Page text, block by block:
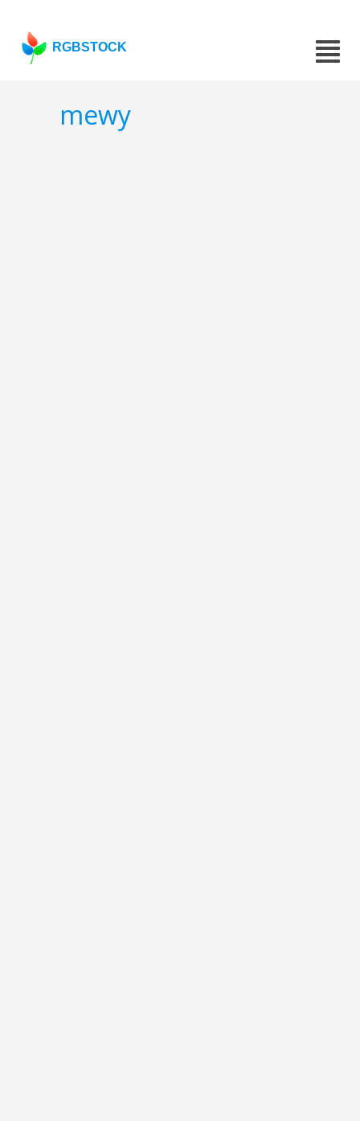
RGBSTOCK
mewy